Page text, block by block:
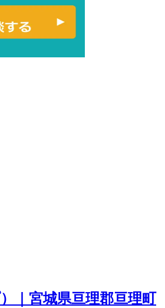
｜宮城県亘理郡亘理町